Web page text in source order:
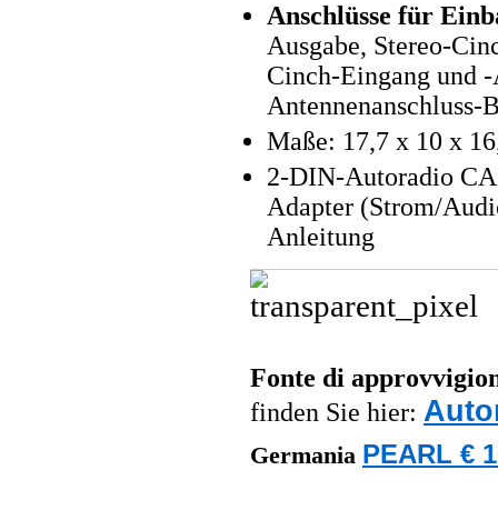
Anschlüsse für
Ausgabe, Stereo-
Cinch-Eingang und
Antennenanschluss-
Maße: 17,7 x 10 x
2-DIN-Autoradio
Adapter (Strom/
Anleitung
Fonte di
finden Sie hier:
Germania PEARL €